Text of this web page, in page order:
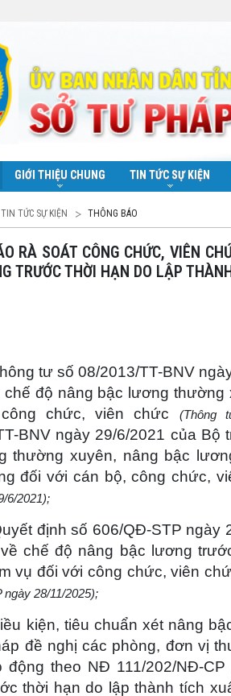
GIỚI THIỆU CHUNG TIN TỨC SỰ KIỆN
TIN TỨC SỰ KIỆN THÔNG BÁO
TRƯỚC THỜI HẠN DO LẬP
tư số 08/2013/TT-BNV
chế độ nâng bậc lương
chức, viên chức
(Thông
BNV ngày 29/6/2021 của
thường xuyên, nâng bậc
đối với cán bộ, công chức,
6/2021);
định số 606/QĐ-STP ngày
chế độ nâng bậc lương
vụ đối với công chức, viên
28/11/2025);
kiện, tiêu chuẩn xét nâng
đề nghị các phòng, đơn vị
động theo NĐ 111/202/NĐ-CP
thời hạn do lập thành tích